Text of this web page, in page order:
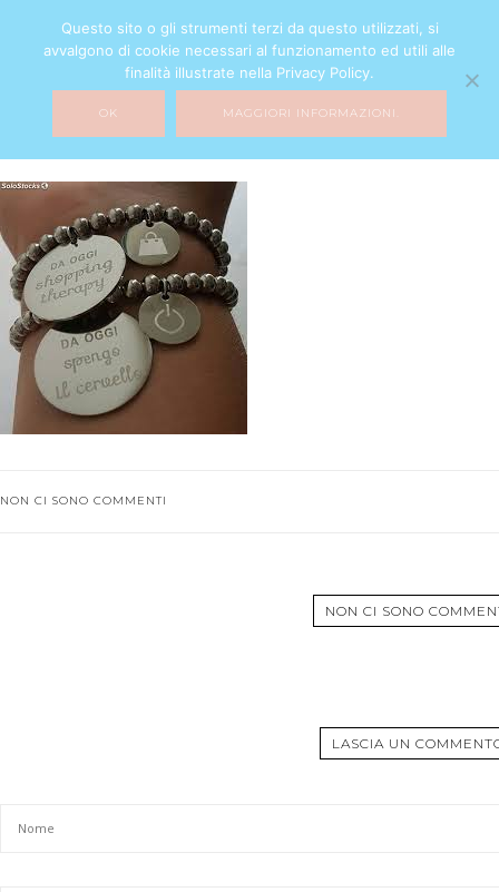
7 GIUGNO 2017
NON CI SONO COMMENTI
NON CI SONO
LASCIA UN
Questo sito o gli strumenti terzi da questo utilizzati, si
avvalgono di cookie necessari al funzionamento ed utili alle
finalità illustrate nella Privacy Policy.
OK MAGGIORI INFORMAZIONI.